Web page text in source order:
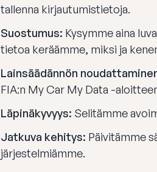
tallenna kirjautumistietoja.
Suostumus: Kysymme aina
tietoa keräämme, miksi ja
Lainsäädännön
FIA:n My Car My Data -
Läpinäkyvyys: Selitämme
Jatkuva kehitys: Päivitämme
järjestelmiämme.